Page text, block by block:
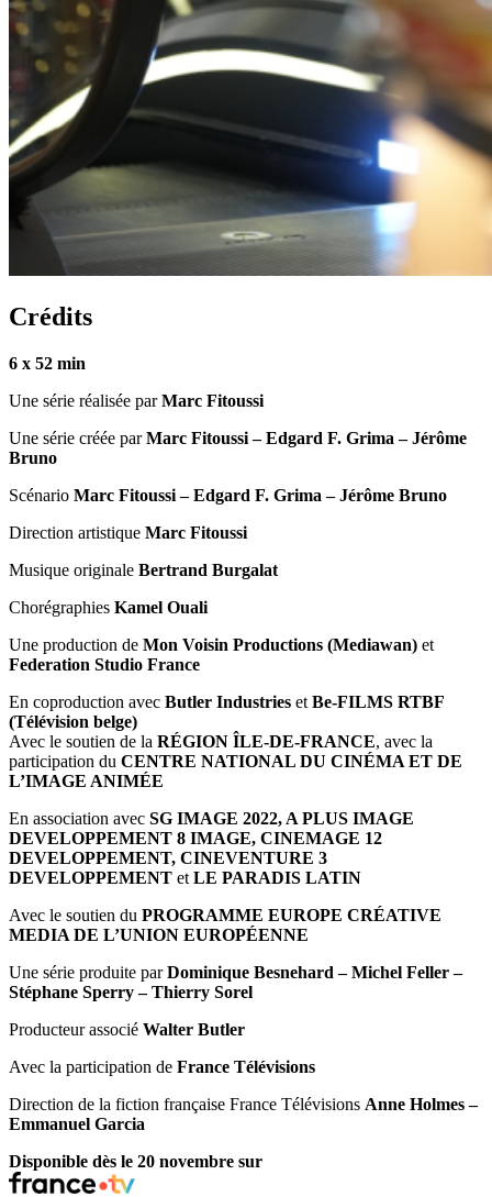
Crédits
6 x 52 min
Une série réalisée parMarc Fitoussi
Une série créée parMarc Fitoussi – Edgard F. Grima – Jérôme
Bruno
Scénario Marc Fitoussi – Edgard F. Grima – Jérôme Bruno
Direction artistique Marc Fitoussi
Musique originale Bertrand Burgalat
Chorégraphies Kamel Ouali
Une production de Mon Voisin Productions (Mediawan) et
Federation Studio France
En coproduction avec Butler Industries et Be-FILMS RTBF
(Télévision belge)
Avec le soutien de la RÉGION ÎLE-DE-FRANCE, avec la
participation du CENTRE NATIONAL DU CINÉMA ET DE
L’IMAGE ANIMÉE
En association avec SG IMAGE 2022, A PLUS IMAGE
DEVELOPPEMENT 8 IMAGE, CINEMAGE 12
DEVELOPPEMENT, CINEVENTURE 3
DEVELOPPEMENT et LE PARADIS LATIN
Avec le soutien du PROGRAMME EUROPE CRÉATIVE
MEDIA DE L’UNION EUROPÉENNE
Une série produite parDominique Besnehard – Michel Feller –
Stéphane Sperry – Thierry Sorel
Producteur associé Walter Butler
Avec la participation de France Télévisions
Direction de la fiction française France Télévisions Anne Holmes –
Emmanuel Garcia
Disponible dès le 20 novembre sur